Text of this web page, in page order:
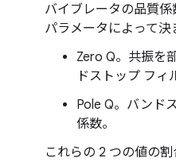
バイブレータの品質
パラメータによって決
Zero Q。共振を
ドストップ フィ
Pole Q。バンド
係数。
これらの 2 つの値の